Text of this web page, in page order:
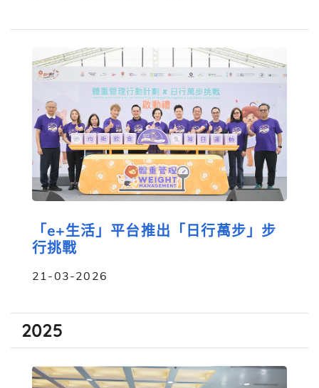
「e+生活」平台推出「日行萬步」步
行挑戰
21-03-2026
2025